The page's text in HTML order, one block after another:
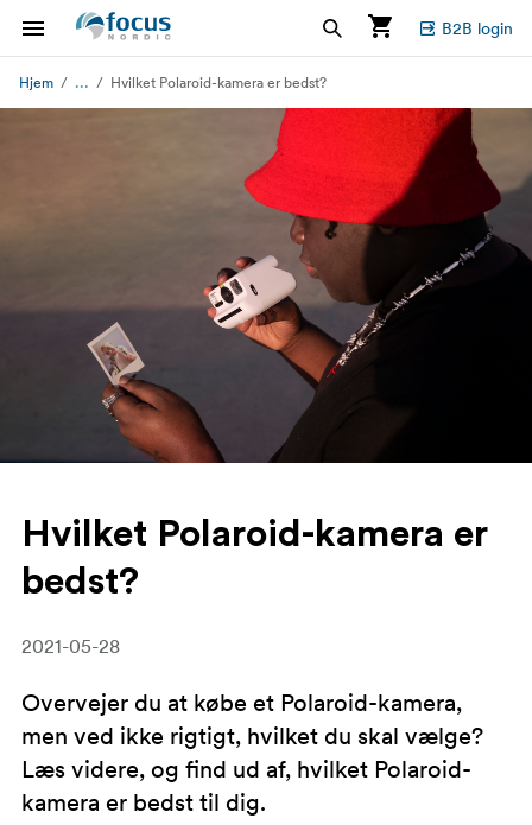
B2B login
Hjem ... Hvilket Polaroid-kamera er bedst?
Hvilket Polaroid-kamera er
bedst?
2021-05-28
Overvejer du at købe et Polaroid-kamera,
men ved ikke rigtigt, hvilket du skal vælge?
Læs videre, og find ud af, hvilket Polaroid-
kamera er bedst til dig.